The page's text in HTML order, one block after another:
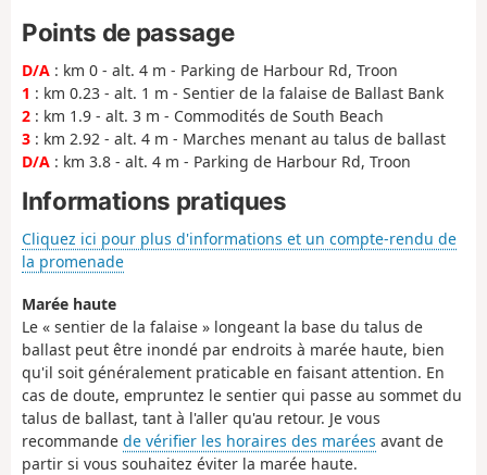
Points de passage
D/A : km 0 - alt. 4 m - Parking de Harbour Rd, Troon
1 : km 0.23 - alt. 1 m - Sentier de la falaise de Ballast Bank
2 : km 1.9 - alt. 3 m - Commodités de South Beach
3 : km 2.92 - alt. 4 m - Marches menant au talus de ballast
D/A : km 3.8 - alt. 4 m - Parking de Harbour Rd, Troon
Informations pratiques
Cliquez ici pour plus d'informations et un compte-rendu de
la promenade
Marée haute
Le « sentier de la falaise » longeant la base du talus de
ballast peut être inondé par endroits à marée haute, bien
qu'il soit généralement praticable en faisant attention. En
cas de doute, empruntez le sentier qui passe au sommet du
talus de ballast, tant à l'aller qu'au retour. Je vous
recommande de vérifier les horaires des marées avant de
partir si vous souhaitez éviter la marée haute.